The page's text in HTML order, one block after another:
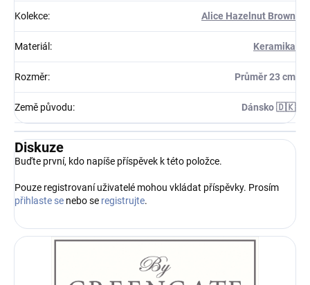
Kolekce: Alice Hazelnut Brown
Materiál : Keramika
Rozměr: Průměr 23 cm
Země původu: Dánsko 🇩🇰
Diskuze
Buďte první, kdo napíše příspěvek k této položce.
Pouze registrovaní uživatelé mohou vkládat příspěvky. Prosím
přihlaste se nebo se registrujte.